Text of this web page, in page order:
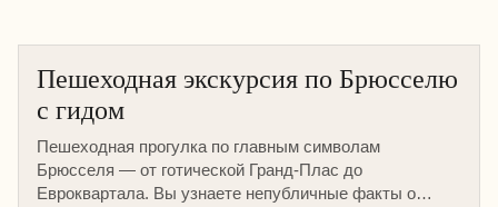
Пешеходная экскурсия по Брюсселю
с гидом
Пешеходная прогулка по главным символам
Брюсселя — от готической Гранд-Плас до
Евроквартала. Вы узнаете непубличные факты о